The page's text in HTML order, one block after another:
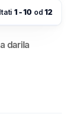
1 - 10 od12
darila